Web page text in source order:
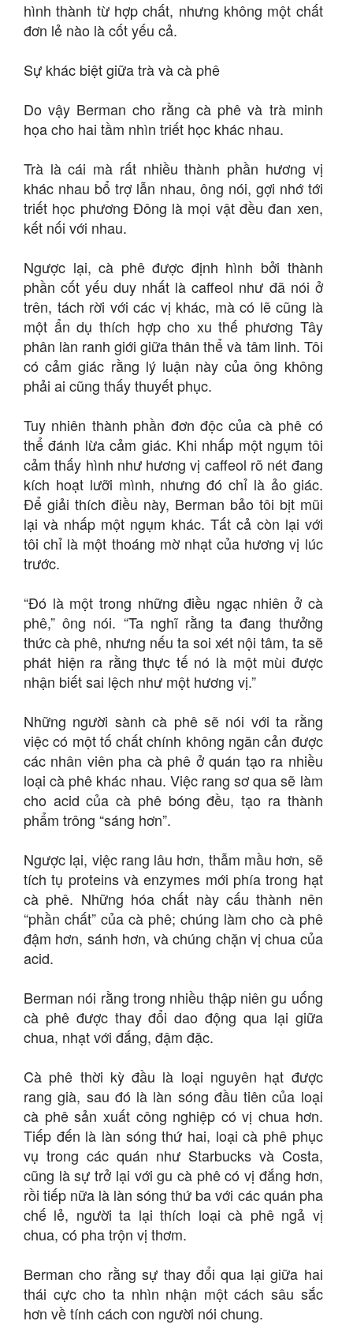
hình thành từ hợp chất, nhưng không một chất
đơn lẻ nào là cốt yếu cả.
Sự khác biệt giữa trà và cà phê
Do vậy Berman cho rằng cà phê và trà minh
họa cho hai tầm nhìn triết học khác nhau.
Trà là cái mà rất nhiều thành phần hương vị
khác nhau bổ trợ lẫn nhau, ông nói, gợi nhớ tới
triết học phương Đông là mọi vật đều đan xen,
kết nối với nhau.
Ngược lại, cà phê được định hình bởi thành
phần cốt yếu duy nhất là caffeol như đã nói ở
trên, tách rời với các vị khác, mà có lẽ cũng là
một ẩn dụ thích hợp cho xu thế phương Tây
phân làn ranh giới giữa thân thể và tâm linh. Tôi
có cảm giác rằng lý luận này của ông không
phải ai cũng thấy thuyết phục.
Tuy nhiên thành phần đơn độc của cà phê có
thể đánh lừa cảm giác. Khi nhấp một ngụm tôi
cảm thấy hình như hương vị caffeol rõ nét đang
kích hoạt lưỡi mình, nhưng đó chỉ là ảo giác.
Để giải thích điều này, Berman bảo tôi bịt mũi
lại và nhấp một ngụm khác. Tất cả còn lại với
tôi chỉ là một thoáng mờ nhạt của hương vị lúc
trước.
“Đó là một trong những điều ngạc nhiên ở cà
phê,” ông nói. “Ta nghĩ rằng ta đang thưởng
thức cà phê, nhưng nếu ta soi xét nội tâm, ta sẽ
phát hiện ra rằng thực tế nó là một mùi được
nhận biết sai lệch như một hương vị.”
Những người sành cà phê sẽ nói với ta rằng
việc có một tố chất chính không ngăn cản được
các nhân viên pha cà phê ở quán tạo ra nhiều
loại cà phê khác nhau. Việc rang sơ qua sẽ làm
cho acid của cà phê bóng đều, tạo ra thành
phẩm trông “sáng hơn”.
Ngược lại, việc rang lâu hơn, thẫm mầu hơn, sẽ
tích tụ proteins và enzymes mới phía trong hạt
cà phê. Những hóa chất này cấu thành nên
“phần chất” của cà phê; chúng làm cho cà phê
đậm hơn, sánh hơn, và chúng chặn vị chua của
acid.
Berman nói rằng trong nhiều thập niên gu uống
cà phê được thay đổi dao động qua lại giữa
chua, nhạt với đắng, đậm đặc.
Cà phê thời kỳ đầu là loại nguyên hạt được
rang già, sau đó là làn sóng đầu tiên của loại
cà phê sản xuất công nghiệp có vị chua hơn.
Tiếp đến là làn sóng thứ hai, loại cà phê phục
vụ trong các quán như Starbucks và Costa,
cũng là sự trở lại với gu cà phê có vị đắng hơn,
rồi tiếp nữa là làn sóng thứ ba với các quán pha
chế lẻ, người ta lại thích loại cà phê ngả vị
chua, có pha trộn vị thơm.
Berman cho rằng sự thay đổi qua lại giữa hai
thái cực cho ta nhìn nhận một cách sâu sắc
hơn về tính cách con người nói chung.